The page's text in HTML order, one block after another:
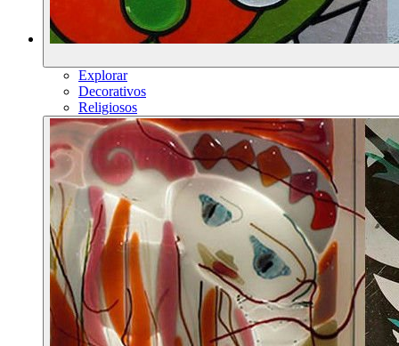
Explorar
Decorativos
Religiosos